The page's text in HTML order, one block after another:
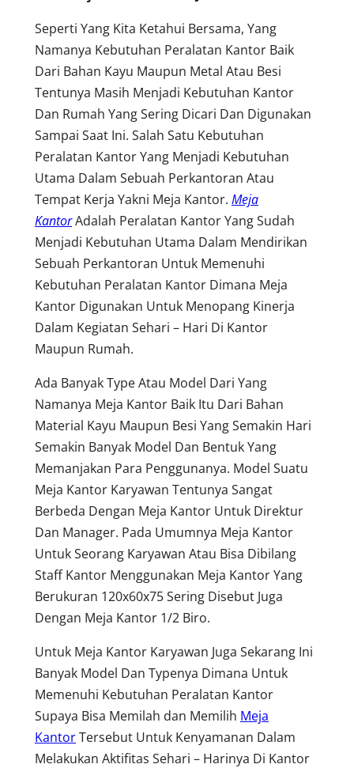
Seperti Yang Kita Ketahui Bersama, Yang
Namanya Kebutuhan Peralatan Kantor Baik
Dari Bahan Kayu Maupun Metal Atau Besi
Tentunya Masih Menjadi Kebutuhan Kantor
Dan Rumah Yang Sering Dicari Dan Digunakan
Sampai Saat Ini. Salah Satu Kebutuhan
Peralatan Kantor Yang Menjadi Kebutuhan
Utama Dalam Sebuah Perkantoran Atau
Tempat Kerja Yakni Meja Kantor. Meja
KantorAdalah Peralatan Kantor Yang Sudah
Menjadi Kebutuhan Utama Dalam Mendirikan
Sebuah Perkantoran Untuk Memenuhi
Kebutuhan Peralatan Kantor Dimana Meja
Kantor Digunakan Untuk Menopang Kinerja
Dalam Kegiatan Sehari – Hari Di Kantor
Maupun Rumah.
Ada Banyak Type Atau Model Dari Yang
Namanya Meja Kantor Baik Itu Dari Bahan
Material Kayu Maupun Besi Yang Semakin Hari
Semakin Banyak Model Dan Bentuk Yang
Memanjakan Para Penggunanya. Model Suatu
Meja Kantor Karyawan Tentunya Sangat
Berbeda Dengan Meja Kantor Untuk Direktur
Dan Manager. Pada Umumnya Meja Kantor
Untuk Seorang Karyawan Atau Bisa Dibilang
Staff Kantor Menggunakan Meja Kantor Yang
Berukuran 120x60x75 Sering Disebut Juga
Dengan Meja Kantor 1/2 Biro.
Untuk Meja Kantor Karyawan Juga Sekarang Ini
Banyak Model Dan Typenya Dimana Untuk
Memenuhi Kebutuhan Peralatan Kantor
Supaya Bisa Memilah dan Memilih Meja
KantorTersebut Untuk Kenyamanan Dalam
Melakukan Aktifitas Sehari – Harinya Di Kantor